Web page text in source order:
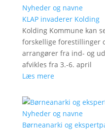
Nyheder og navne
KLAP invaderer Kolding
Kolding Kommune kan
forskellige forestillinger
arrangører fra ind- og
afvikles fra 3.-6. april
Læs mere
Nyheder og navne
Børneanarki og